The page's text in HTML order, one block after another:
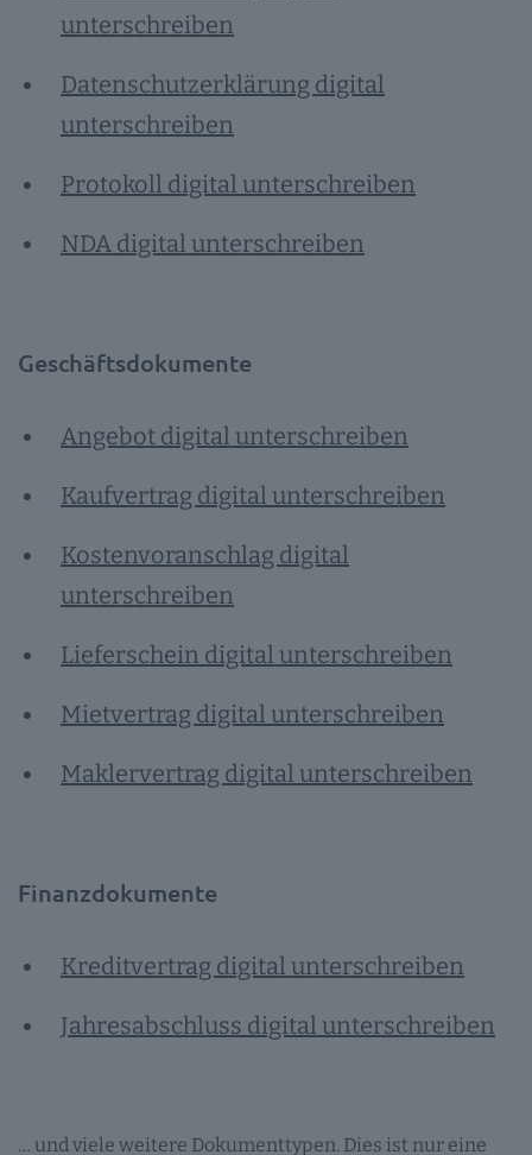
unterschreiben
Datenschutzerklärung digital
unterschreiben
Protokoll digital unterschreiben
NDA digital unterschreiben
Geschäftsdokumente
Angebot digital unterschreiben
Kaufvertrag digital unterschreiben
Kostenvoranschlag digital
unterschreiben
Lieferschein digital unterschreiben
Mietvertrag digital unterschreiben
Maklervertrag digital unterschreiben
Finanzdokumente
Kreditvertrag digital unterschreiben
Jahresabschluss digital unterschreiben
… und viele weitere Dokumenttypen. Dies ist nur eine